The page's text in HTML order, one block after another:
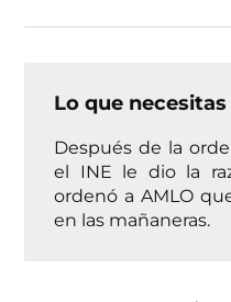
Lo que necesitas
Después de la
el INE le dio la
ordenó a AMLO
en las mañaneras.